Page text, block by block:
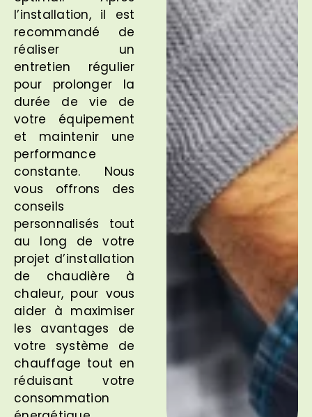
l’installation, il est
recommandé de
réaliser un
entretien régulier
pour prolonger la
durée de vie de
votre équipement
et maintenir une
performance
constante. Nous
vous offrons des
conseils
personnalisés tout
au long de votre
projet d’installation
de chaudière à
chaleur, pour vous
aider à maximiser
les avantages de
votre système de
chauffage tout en
réduisant votre
consommation